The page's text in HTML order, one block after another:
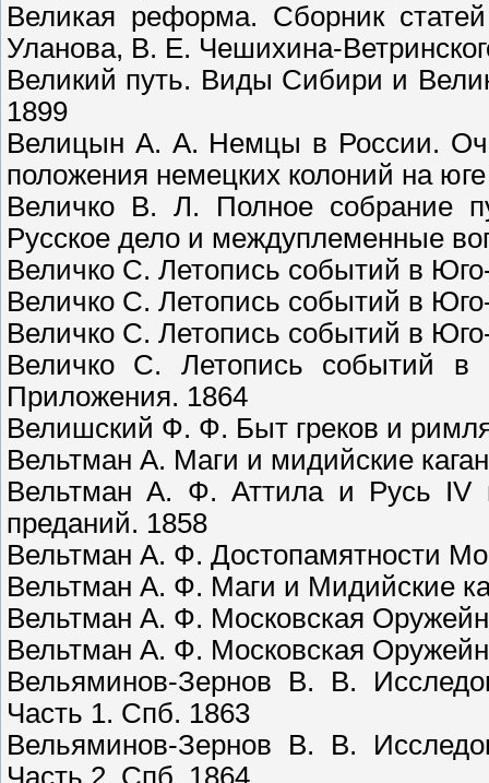
Великая реформа. Сборник
Уланова, В. Е. Чешихина-
Великий путь. Виды Сибири и
1899
Велицын А. А. Немцы в России.
положения немецких колоний на
Величко В. Л. Полное собрание
Русское дело и междуплеменные
Величко С. Летопись событий в
Величко С. Летопись событий в
Величко С. Летопись событий в
Величко С. Летопись событий
Приложения. 1864
Велишский Ф. Ф. Быт греков и
Вельтман А. Маги и мидийские
Вельтман А. Ф. Аттила и Русь IV
преданий. 1858
Вельтман А. Ф. Достопамятности
Вельтман А. Ф. Маги и Мидийские
Вельтман А. Ф. Московская
Вельтман А. Ф. Московская
Вельяминов-Зернов В. В.
Часть 1. Спб. 1863
Вельяминов-Зернов В. В.
Часть 2. Спб. 1864